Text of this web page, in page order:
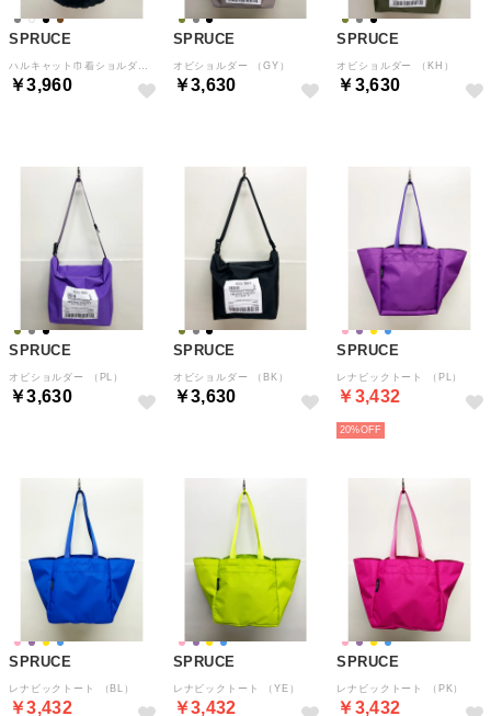
SPRUCE
￥3,960
SPRUCE
オビショルダー （GY）
￥3,630
SPRUCE
オビショルダー （KH）
￥3,630
SPRUCE
オビショルダー （PL）
￥3,630
SPRUCE
オビショルダー （BK）
￥3,630
SPRUCE
レナビックトート （PL）
￥3,432
20%
SPRUCE
レナビックトート （BL）
￥3,432
SPRUCE
レナビックトート （YE）
￥3,432
SPRUCE
レナビックトート （PK）
￥3,432